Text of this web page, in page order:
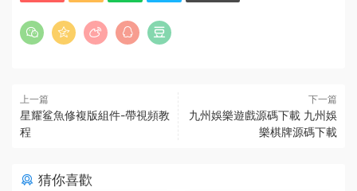
上一篇
星耀鲨魚修複版組件-帶視頻教
程
下一篇
九州娛樂遊戲源碼下載 九州娛
樂棋牌源碼下載
猜你喜歡